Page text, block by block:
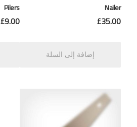
Nailer
£35.00
إضافة إلى السلة
Pilers
£9.00